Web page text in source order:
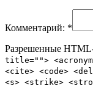
Комментарий: *
Разрешенные
title="">
<cite> <code>
<s> <strike>